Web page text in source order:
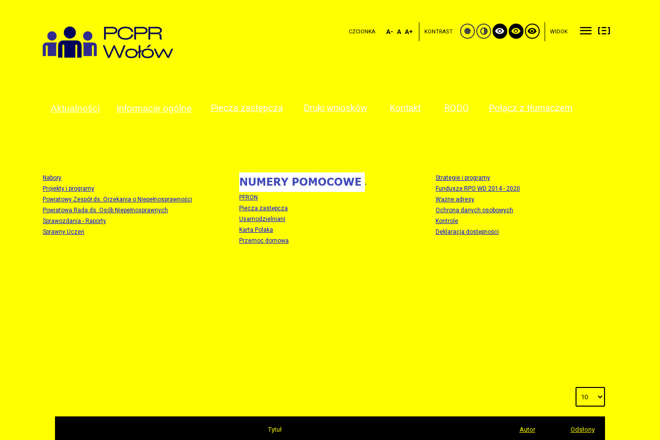
CZCIONKA A- A A+ KONTRAST WIDOK
Aktualności Informacje ogólne Piecza zastępcza Druki wniosków Kontakt RODO Połącz z tłumaczem
Nabory
Projekty i programy
Powiatowy Zespół ds. Orzekania o Niepełnosprawności
Powiatowa Rada ds. Osób Niepełnosprawnych
Sprawozdania - Raporty
Sprawny Uczeń
.
PFRON
Piecza zastępcza
Usamodzielniani
Karta Polaka
Przemoc domowa
Strategie i programy
Fundusze RPO WD 2014 - 2020
Ważne adresy
Ochrona danych osobowych
Kontrole
Deklaracja dostępności
Tytuł Autor Odsłony